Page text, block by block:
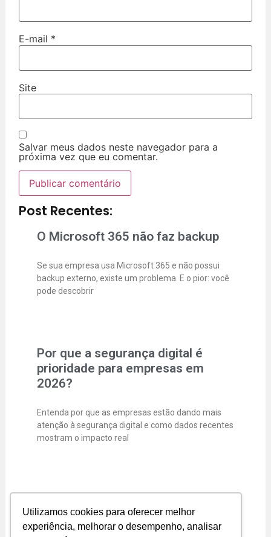
Utilizamos cookies para oferecer melhor
experiência, melhorar o desempenho, analisar
E-mail *
Site
Salvar meus dados neste navegador para a
próxima vez que eu comentar.
Post Recentes:
O Microsoft 365 não faz backup
Se sua empresa usa Microsoft 365 e não possui
backup externo, existe um problema. E o pior: você
pode descobrir
Por que a segurança digital é
prioridade para empresas em
2026?
Entenda por que as empresas estão dando mais
atenção à segurança digital e como dados recentes
mostram o impacto real
Empresas